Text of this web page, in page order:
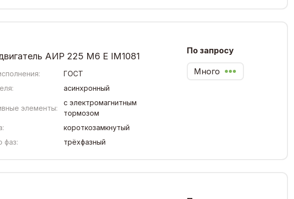
АИР 225 М6 Е IM1081
ГОСТ
асинхронный
элементы:
с электромагнитным
тормозом
короткозамкнутый
фаз:
трёхфазный
По запросу
Много